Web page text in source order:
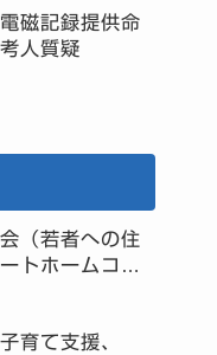
磁記録提供命
人質疑
（若者への住
トホームコミ
育て支援、